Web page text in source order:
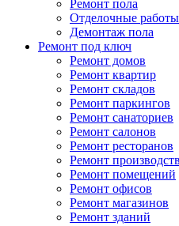
Ремонт пола
Отделочные работы
Демонтаж пола
Ремонт под ключ
Ремонт домов
Ремонт квартир
Ремонт складов
Ремонт паркингов
Ремонт санаториев
Ремонт салонов
Ремонт ресторанов
Ремонт
Ремонт помещений
Ремонт офисов
Ремонт магазинов
Ремонт зданий